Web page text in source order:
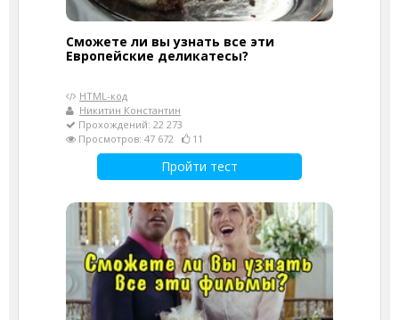
Сможете ли вы узнать все эти
Европейские деликатесы?
HTML-код
Никитин Константин
Прохождений: 22 273
Просмотров: 47 672
11
Пройти тест